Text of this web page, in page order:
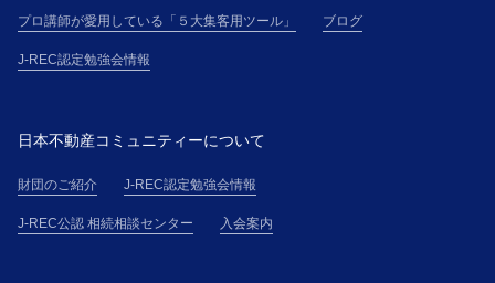
プロ講師が愛用している「５大集客用ツール」 ブログ
J-REC認定勉強会情報
日本不動産コミュニティーについて
財団のご紹介 J-REC認定勉強会情報
J-REC公認 相続相談センター 入会案内